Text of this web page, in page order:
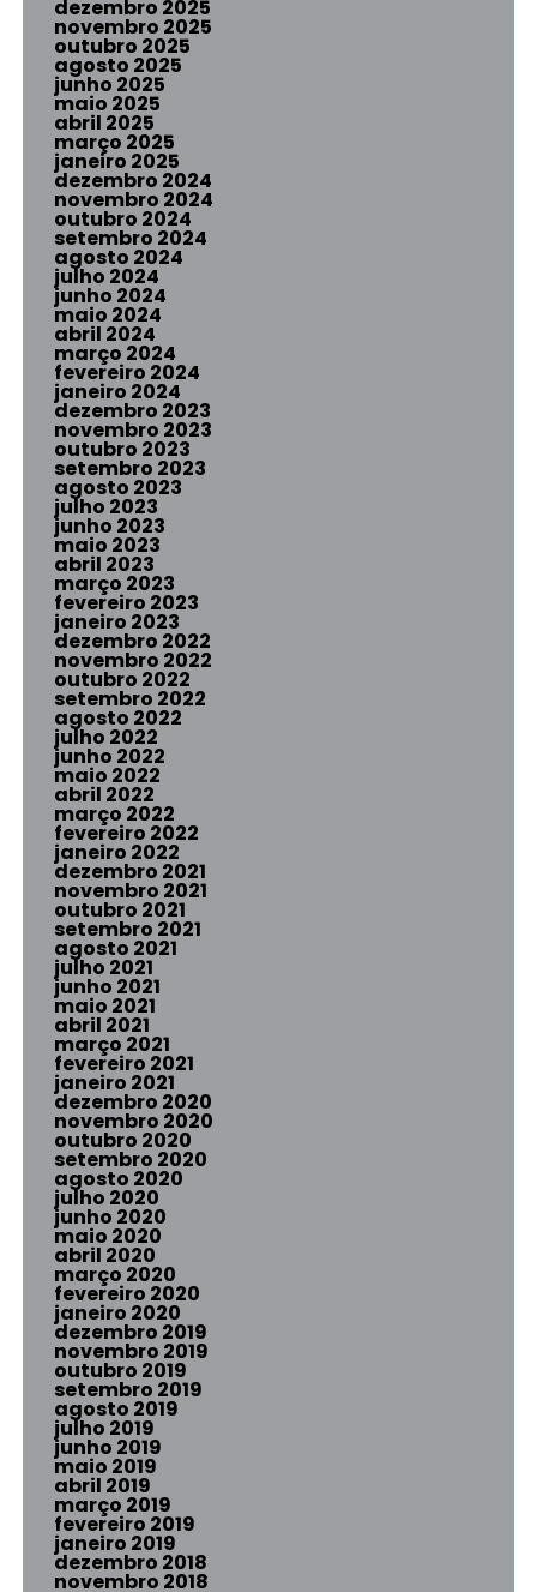
dezembro 2025
novembro 2025
outubro 2025
agosto 2025
junho 2025
maio 2025
abril 2025
março 2025
janeiro 2025
dezembro 2024
novembro 2024
outubro 2024
setembro 2024
agosto 2024
julho 2024
junho 2024
maio 2024
abril 2024
março 2024
fevereiro 2024
janeiro 2024
dezembro 2023
novembro 2023
outubro 2023
setembro 2023
agosto 2023
julho 2023
junho 2023
maio 2023
abril 2023
março 2023
fevereiro 2023
janeiro 2023
dezembro 2022
novembro 2022
outubro 2022
setembro 2022
agosto 2022
julho 2022
junho 2022
maio 2022
abril 2022
março 2022
fevereiro 2022
janeiro 2022
dezembro 2021
novembro 2021
outubro 2021
setembro 2021
agosto 2021
julho 2021
junho 2021
maio 2021
abril 2021
março 2021
fevereiro 2021
janeiro 2021
dezembro 2020
novembro 2020
outubro 2020
setembro 2020
agosto 2020
julho 2020
junho 2020
maio 2020
abril 2020
março 2020
fevereiro 2020
janeiro 2020
dezembro 2019
novembro 2019
outubro 2019
setembro 2019
agosto 2019
julho 2019
junho 2019
maio 2019
abril 2019
março 2019
fevereiro 2019
janeiro 2019
dezembro 2018
novembro 2018